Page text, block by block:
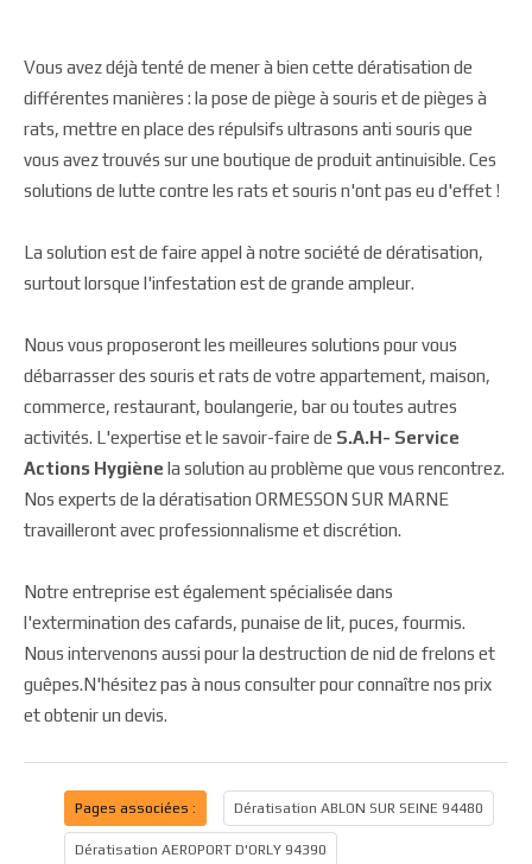
Vous avez déjà tenté de mener à bien cette dératisation de
différentes manières : la pose de piège à souris et de pièges à
rats, mettre en place des répulsifs ultrasons anti souris que
vous avez trouvés sur une boutique de produit antinuisible. Ces
solutions de lutte contre les rats et souris n'ont pas eu d'effet !
La solution est de faire appel à notre société de dératisation,
surtout lorsque l'infestation est de grande ampleur.
Nous vous proposeront les meilleures solutions pour vous
débarrasser des souris et rats de votre appartement, maison,
commerce, restaurant, boulangerie, bar ou toutes autres
activités. L'expertise et le savoir-faire de S.A.H- Service
Actions Hygiène la solution au problème que vous rencontrez.
Nos experts de la dératisation ORMESSON SUR MARNE
travailleront avec professionnalisme et discrétion.
Notre entreprise est également spécialisée dans
l'extermination des cafards, punaise de lit, puces, fourmis.
Nous intervenons aussi pour la destruction de nid de frelons et
guêpes.N'hésitez pas à nous consulter pour connaître nos prix
et obtenir un devis.
Pages associées : Dératisation ABLON SUR SEINE 94480
Dératisation AEROPORT D'ORLY 94390